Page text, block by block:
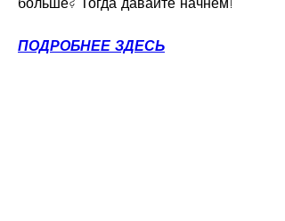
ПОДРОБНЕЕ ЗДЕСЬ